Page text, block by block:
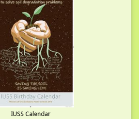
IUSS Calendar